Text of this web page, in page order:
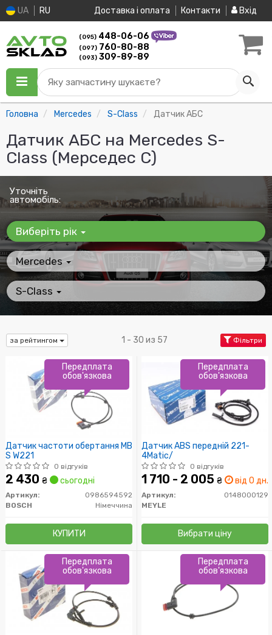
UA RU Доставка і оплата Контакти Вхід
(095) 448-06-06
(097) 760-80-88
(093) 309-89-89
Яку запчастину шукаєте?
Головна Mercedes S-Class Датчик АБС
Датчик АБС на Mercedes S-
Class (Мерседес С)
Уточніть
автомобіль:
Виберіть рік
Mercedes
S-Class
за рейтингом 1 - 30 из 57 Фільтри
Датчик частоти обертання MB
S W221
0 відгуків
2 430 ₴ сьогодні
Артикул:
0986594592
BOSCH
Німеччина
КУПИТИ
Передплата
обов'язкова
Датчик ABS передній 221-
4Matic/
0 відгуків
1 710 - 2 005 ₴ від 0 дн.
Артикул:
0148000129
MEYLE
Вибрати ціну
Передплата
обов'язкова
Передплата
обов'язкова
Передплата
обов'язкова